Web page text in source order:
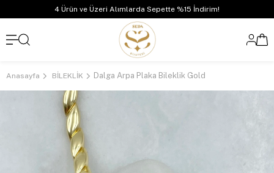
4 Ürün ve Üzeri Alımlarda Sepette %15 İndirim!
Anasayfa BİLEKLİK Dalga Arpa Plaka Bileklik Gold